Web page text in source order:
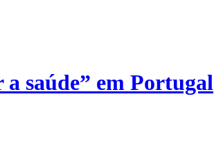
saúde” em Portugal